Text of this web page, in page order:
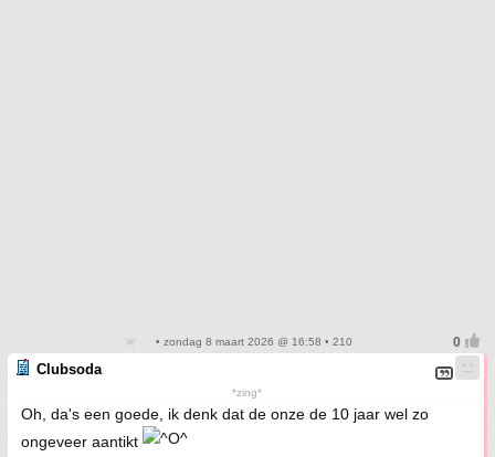
• zondag 8 maart 2026 @ 16:58 • 210
Clubsoda
*zing*
Oh, da's een goede, ik denk dat de onze de 10 jaar wel zo
ongeveer aantikt